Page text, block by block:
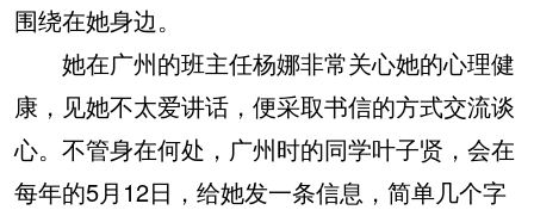
围绕在她身边。
她在广州的班主任杨娜非常关心她的心理健
康，见她不太爱讲话，便采取书信的方式交流谈
心。不管身在何处，广州时的同学叶子贤，会在
每年的5月12日，给她发一条信息，简单几个字